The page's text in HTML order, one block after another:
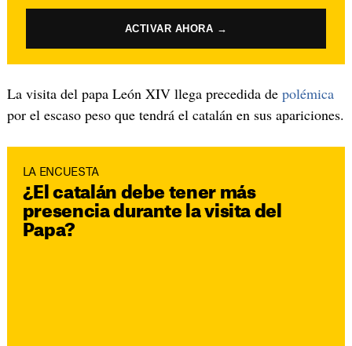
ACTIVAR AHORA →
La visita del papa León XIV llega precedida de polémica
por el escaso peso que tendrá el catalán en sus apariciones.
LA ENCUESTA
¿El catalán debe tener más
presencia durante la visita del
Papa?